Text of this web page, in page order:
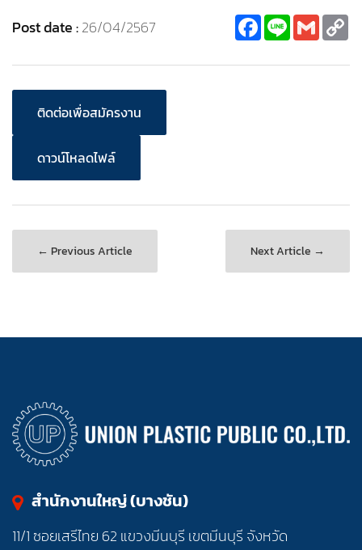
Post date :26/04/2567 Facebook
Line Gmail
ติดต่อเพื่อสมัครงาน
ดาวน์โหลดไฟล์
← Previous Article Next Article →
สำนักงานใหญ่ (บางชัน)
11/1 ซอยเสรีไทย 62 แขวงมีนบุรี เขตมีนบุรี จังหวัด